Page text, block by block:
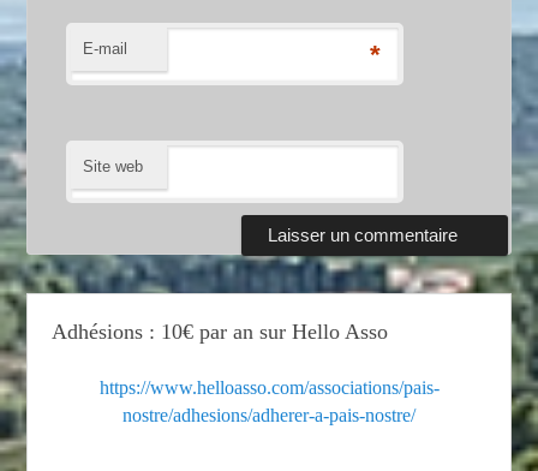
E-mail *
Site web
Adhésions : 10€ par an sur Hello Asso
https://www.helloasso.com/associations/pais-
nostre/adhesions/adherer-a-pais-nostre/